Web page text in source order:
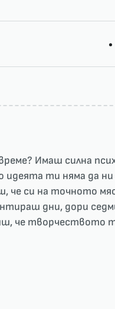
Имаш силна
ти няма да ни
че си на точното
дни, дори
че творчеството